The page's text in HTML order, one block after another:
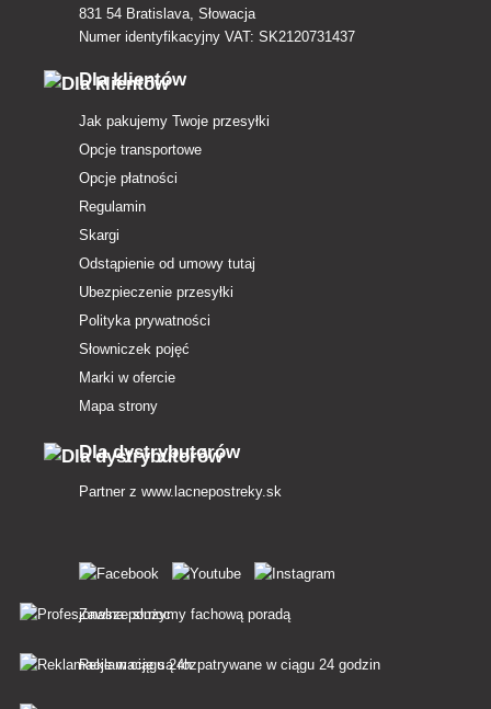
831 54 Bratislava, Słowacja
Numer identyfikacyjny VAT: SK2120731437
Dla klientów
Jak pakujemy Twoje przesyłki
Opcje transportowe
Opcje płatności
Regulamin
Skargi
Odstąpienie od umowy tutaj
Ubezpieczenie przesyłki
Polityka prywatności
Słowniczek pojęć
Marki w ofercie
Mapa strony
Dla dystrybutorów
Partner z www.lacnepostreky.sk
Zawsze służymy fachową poradą
Reklamacje są rozpatrywane w ciągu 24 godzin